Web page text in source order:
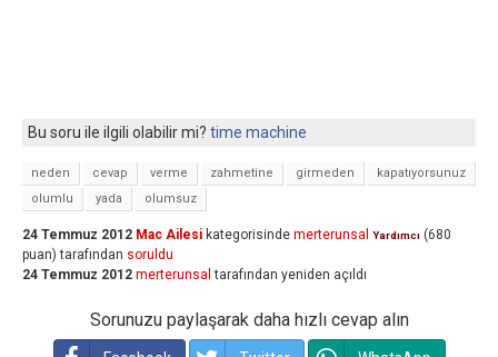
Bu soru ile ilgili olabilir mi? time machine
neden cevap verme zahmetine girmeden
kapatıyorsunuz
olumlu
yada olumsuz
24 Temmuz 2012 Mac Ailesi kategorisinde merterunsal Yardımcı (680
puan) tarafından soruldu
24 Temmuz 2012 merterunsal tarafından yeniden açıldı
Sorunuzu paylaşarak daha hızlı cevap alın